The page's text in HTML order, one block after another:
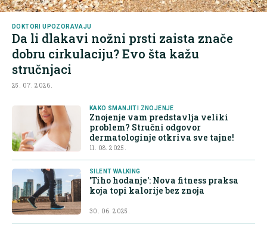
DOKTORI UPOZORAVAJU
Da li dlakavi nožni prsti zaista znače
dobru cirkulaciju? Evo šta kažu
stručnjaci
25. 07. 2026.
KAKO SMANJITI ZNOJENJE
Znojenje vam predstavlja veliki
problem? Stručni odgovor
dermatologinje otkriva sve tajne!
11. 08. 2025.
SILENT WALKING
'Tiho hodanje': Nova fitness praksa
koja topi kalorije bez znoja
30. 06. 2025.